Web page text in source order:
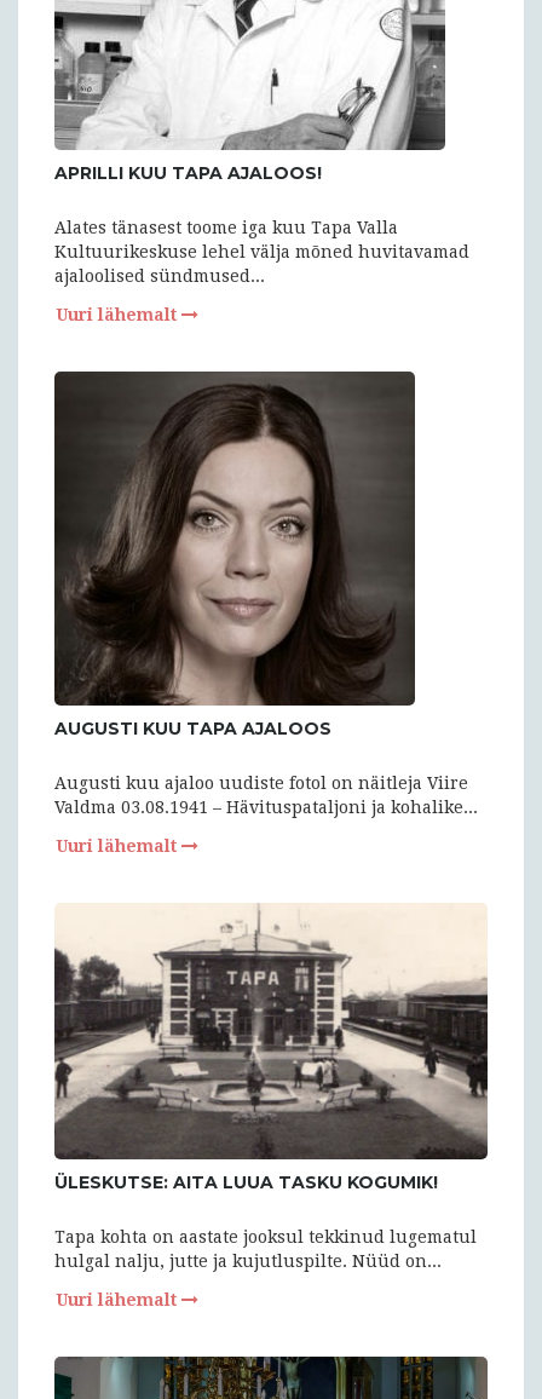
APRILLI KUU TAPA AJALOOS!
Alates tänasest toome iga kuu Tapa Valla
Kultuurikeskuse lehel välja mõned huvitavamad
ajaloolised sündmused...
Uuri lähemalt
AUGUSTI KUU TAPA AJALOOS
Augusti kuu ajaloo uudiste fotol on näitleja Viire
Valdma 03.08.1941 – Hävituspataljoni ja kohalike...
Uuri lähemalt
ÜLESKUTSE: AITA LUUA TASKU KOGUMIK!
Tapa kohta on aastate jooksul tekkinud lugematul
hulgal nalju, jutte ja kujutluspilte. Nüüd on...
Uuri lähemalt